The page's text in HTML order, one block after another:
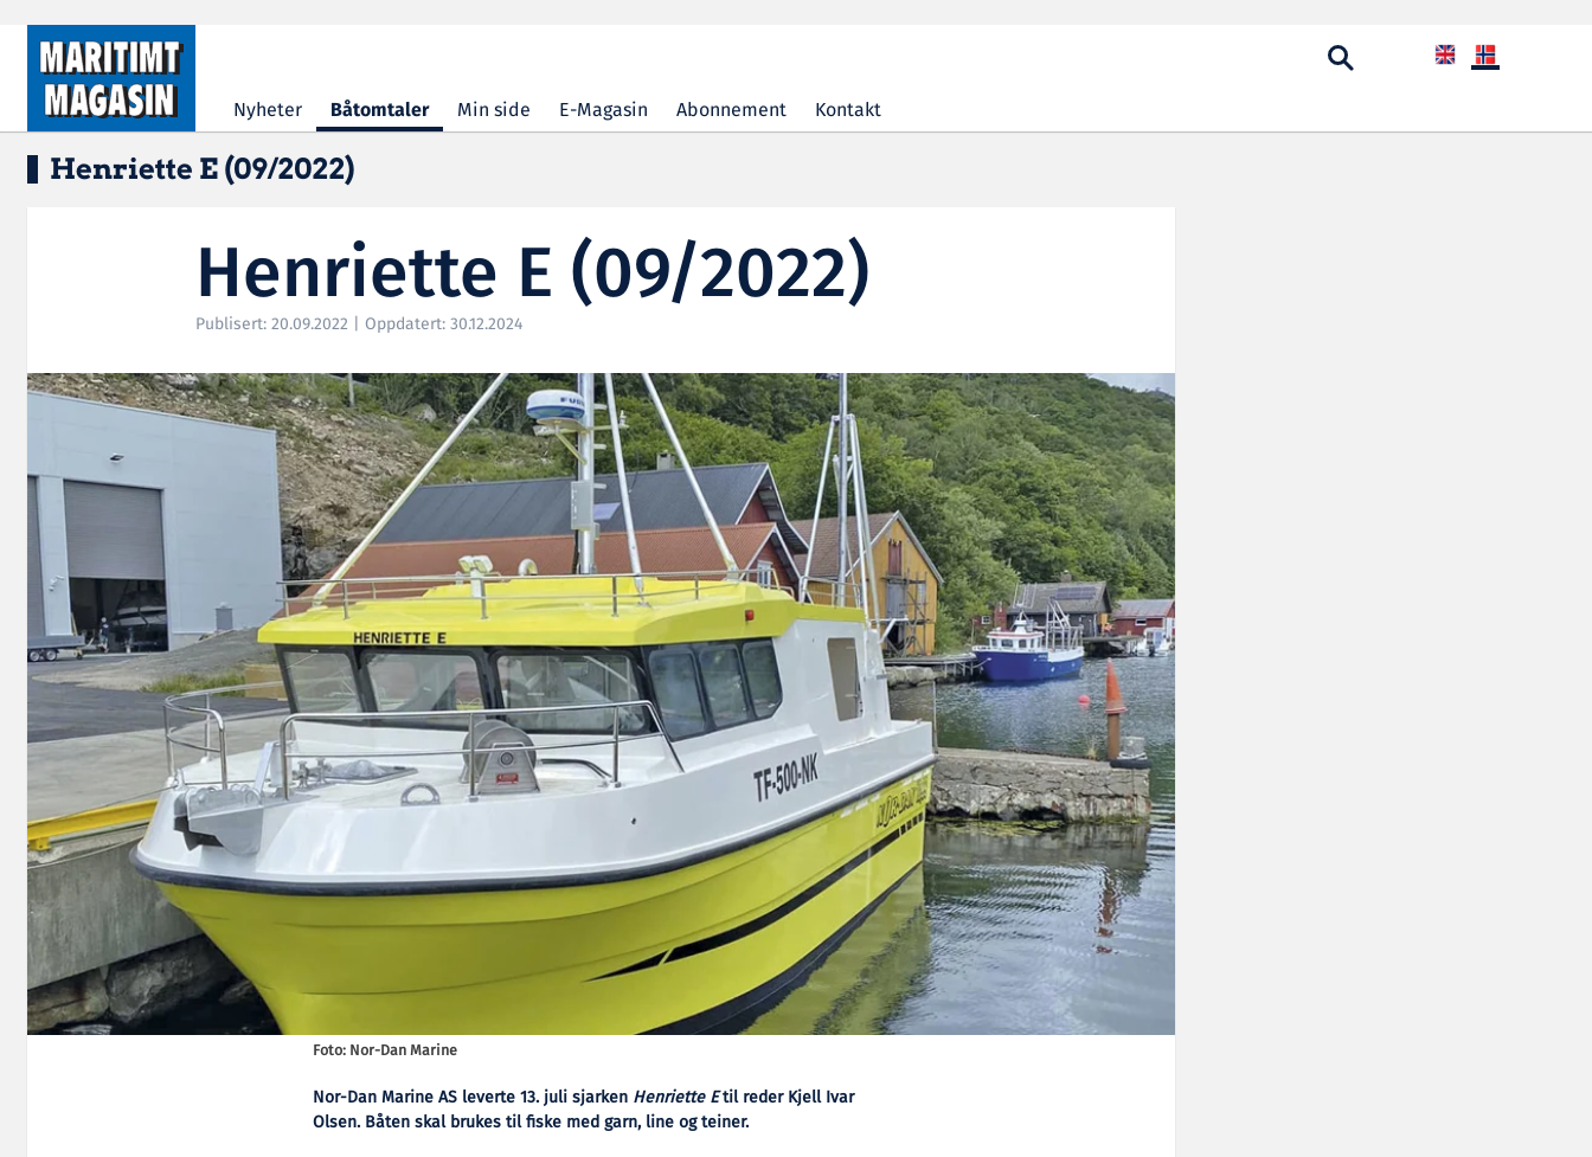
Hopp til hovedinnhold
Nyheter Båtomtaler Min side E-Magasin Abonnement Kontakt
Henriette E (09/2022)
Henriette E (09/2022)
Publisert: 20.09.2022 | Oppdatert: 30.12.2024
Foto: Nor-Dan Marine
Nor-Dan Marine AS leverte 13. juli sjarken Henriette Etil reder Kjell Ivar
Olsen. Båten skal brukes til fiske med garn, line og teiner.